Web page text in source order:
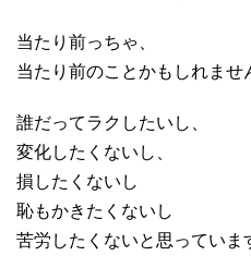
当たり前っちゃ、
当たり前のことかもしれませ
誰だってラクしたいし、
変化したくないし、
損したくないし
恥もかきたくないし
苦労したくないと思っていま